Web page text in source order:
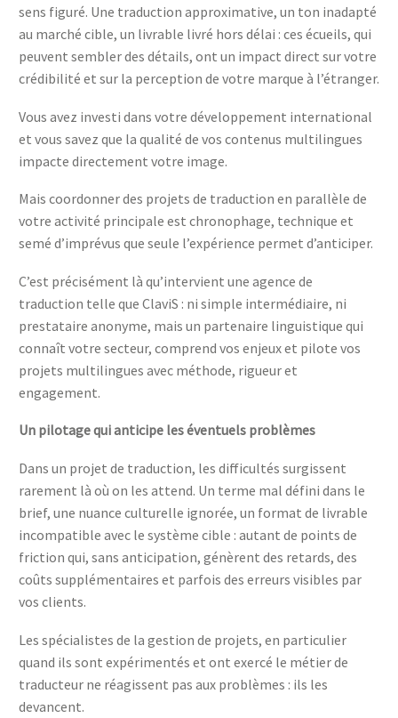
sens figuré. Une traduction approximative, un ton inadapté
au marché cible, un livrable livré hors délai : ces écueils, qui
peuvent sembler des détails, ont un impact direct sur votre
crédibilité et sur la perception de votre marque à l’étranger.
Vous avez investi dans votre développement international
et vous savez que la qualité de vos contenus multilingues
impacte directement votre image.
Mais coordonner des projets de traduction en parallèle de
votre activité principale est chronophage, technique et
semé d’imprévus que seule l’expérience permet d’anticiper.
C’est précisément là qu’intervient une agence de
traduction telle que ClaviS : ni simple intermédiaire, ni
prestataire anonyme, mais un partenaire linguistique qui
connaît votre secteur, comprend vos enjeux et pilote vos
projets multilingues avec méthode, rigueur et
engagement.
Un pilotage qui anticipe les éventuels problèmes
Dans un projet de traduction, les difficultés surgissent
rarement là où on les attend. Un terme mal défini dans le
brief, une nuance culturelle ignorée, un format de livrable
incompatible avec le système cible : autant de points de
friction qui, sans anticipation, génèrent des retards, des
coûts supplémentaires et parfois des erreurs visibles par
vos clients.
Les spécialistes de la gestion de projets, en particulier
quand ils sont expérimentés et ont exercé le métier de
traducteur ne réagissent pas aux problèmes : ils les
devancent.